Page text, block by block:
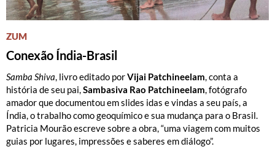
ZUM
Conexão Índia-Brasil
Samba Shiva, livro editado porVijai Patchineelam, conta a
história de seu pai,Sambasiva Rao Patchineelam, fotógrafo
amador que documentou em slides idas e vindas a seu país, a
Índia, o trabalho como geoquímico e sua mudança para o Brasil.
Patricia Mourão escreve sobre a obra, “uma viagem com muitos
guias por lugares, impressões e saberes em diálogo”.